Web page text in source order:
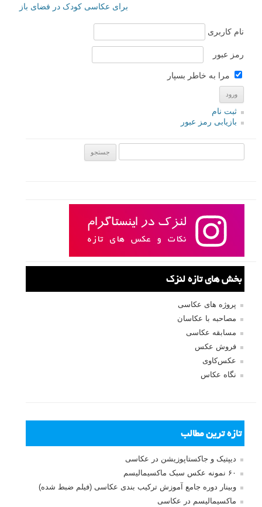
برای عکاسی کودک در فضای باز
نام کاربری
رمز عبور
مرا به خاطر بسپار
ثبت نام
بازیابی رمز عبور
بخش های تازه لنزک
پروژه های عکاسی
مصاحبه با عکاسان
مسابقه عکاسی
فروش عکس
عکس‌کاوی
نگاه عکاس
تازه ترین مطالب
دیپتیک و جاکستا‌پوزیشن در عکاسی
۶۰ نمونه عکس سبک ماکسیمالیسم
وبینار دوره جامع آموزش ترکیب بندی عکاسی (فیلم ضبط شده)
ماکسیمالیسم در عکاسی